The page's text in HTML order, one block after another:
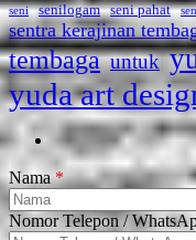
seni senilogam seni pahat
sentra kerajinan
tembaga untuk
yuda art
Nama*
Nomor Telepon /